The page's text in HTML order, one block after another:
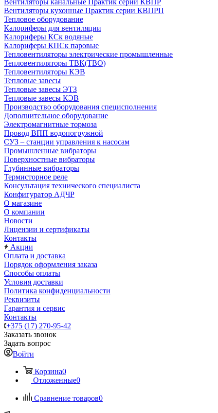
Вентиляторы канальные Практик серии КВПР
Вентиляторы кухонные Практик серии КВПРП
Тепловое оборудование
Калориферы для вентиляции
Калориферы КСк водяные
Калориферы КПСк паровые
Тепловентиляторы электрические промышленные
Тепловентиляторы ТВК(ТВО)
Тепловентиляторы КЭВ
Тепловые завесы
Тепловые завесы ЭТЗ
Тепловые завесы КЭВ
Производство оборудования специсполнения
Дополнительное оборудование
Электромагнитные тормоза
Провод ВПП водопогружной
СУЗ – станции управления к насосам
Промышленные вибраторы
Поверхностные вибраторы
Глубинные вибраторы
Термисторное реле
Консультация технического специалиста
Конфигуратор АДЧР
О магазине
О компании
Новости
Лицензии и сертификаты
Контакты
Акции
Оплата и доставка
Порядок оформления заказа
Способы оплаты
Условия доставки
Политика конфиденциальности
Реквизиты
Гарантия и сервис
Контакты
+375 (17) 270-95-42
Заказать звонок
Задать вопрос
Войти
Корзина0
Отложенные0
Сравнение товаров0